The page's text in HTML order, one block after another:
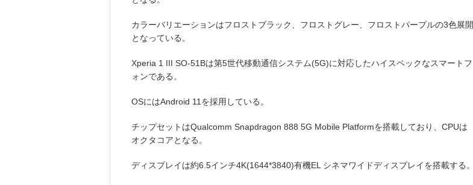
カラーバリエーションはフロストブラック、フロストグレー、フロストパープルの3色展開
となっている。
Xperia 1 III SO-51Bは第5世代移動通信システム(5G)に対応したハイスペックなスマートフ
ォンである。
OSにはAndroid 11を採用している。
チップセットはQualcomm Snapdragon 888 5G Mobile Platformを搭載しており、CPUは
オクタコアとなる。
ディスプレイは約6.5インチ4K(1644*3840)有機EL シネマワイドディスプレイを搭載する。